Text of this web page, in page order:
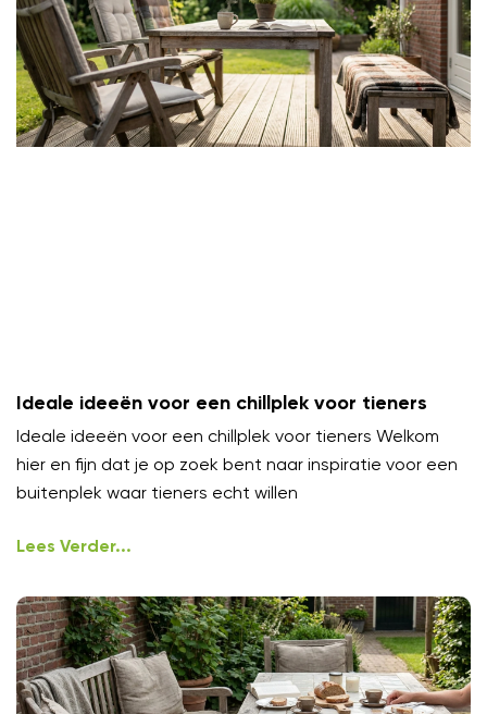
Ideale ideeën voor een chillplek voor tieners
Ideale ideeën voor een chillplek voor tieners Welkom
hier en fijn dat je op zoek bent naar inspiratie voor een
buitenplek waar tieners echt willen
Lees Verder...